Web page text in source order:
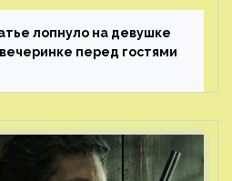
лопнуло на девушке
перед гостями